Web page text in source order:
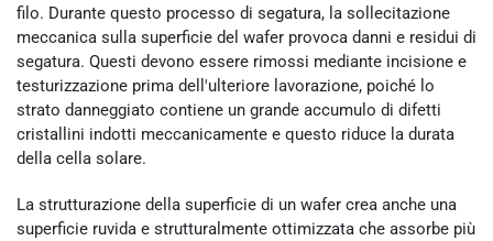
filo. Durante questo processo di segatura, la sollecitazione
meccanica sulla superficie del wafer provoca danni e residui di
segatura. Questi devono essere rimossi mediante incisione e
testurizzazione prima dell'ulteriore lavorazione, poiché lo
strato danneggiato contiene un grande accumulo di difetti
cristallini indotti meccanicamente e questo riduce la durata
della cella solare.
La strutturazione della superficie di un wafer crea anche una
superficie ruvida e strutturalmente ottimizzata che assorbe più